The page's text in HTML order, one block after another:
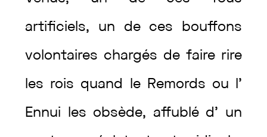
artificiels, un de ces bouffons
volontaires chargés de faire rire
les rois quand le Remords ou l’
Ennui les obsède, affublé d’ un